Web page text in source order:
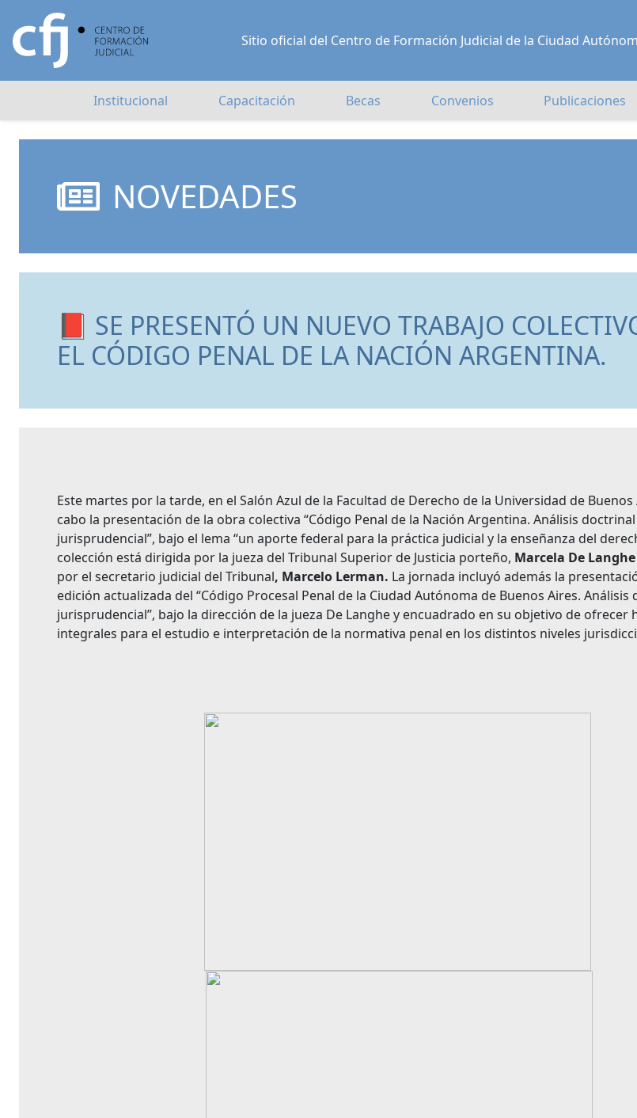
Sitio oficial del Centro de Formación Judicial de la Ciudad
Institucional Capacitación Becas Convenios Publicaciones
NOVEDADES
📕 SE PRESENTÓ UN NUEVO TRABAJO
EL CÓDIGO PENAL DE LA NACIÓN ARGENTINA.
Este martes por la tarde, en el Salón Azul de la Facultad de Derecho de la Universidad de Buenos
cabo la presentación de la obra colectiva “Código Penal de la Nación Argentina. Análisis
jurisprudencial”, bajo el lema “un aporte federal para la práctica judicial y la enseñanza del
colección está dirigida por la jueza del Tribunal Superior de Justicia porteño, Marcela De Langhe
por el secretario judicial del Tribunal, Marcelo Lerman. La jornada incluyó además la
edición actualizada del “Código Procesal Penal de la Ciudad Autónoma de Buenos Aires. Análisis
jurisprudencial”, bajo la dirección de la jueza De Langhe y encuadrado en su objetivo de ofrecer
integrales para el estudio e interpretación de la normativa penal en los distintos niveles